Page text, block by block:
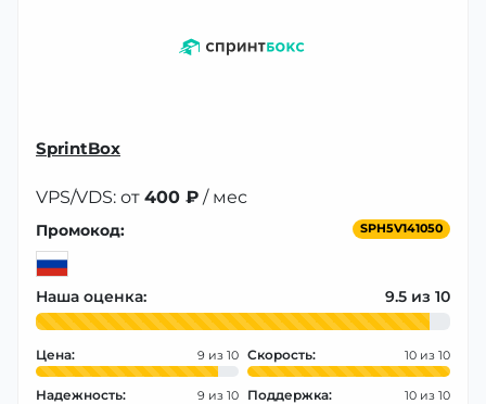
SprintBox
VPS/VDS: от 400 ₽ / мес
Промокод: SPH5V141050
Наша оценка: 9.5
Цена: 9 Скорость: 10
Надежность: 9 Поддержка: 10